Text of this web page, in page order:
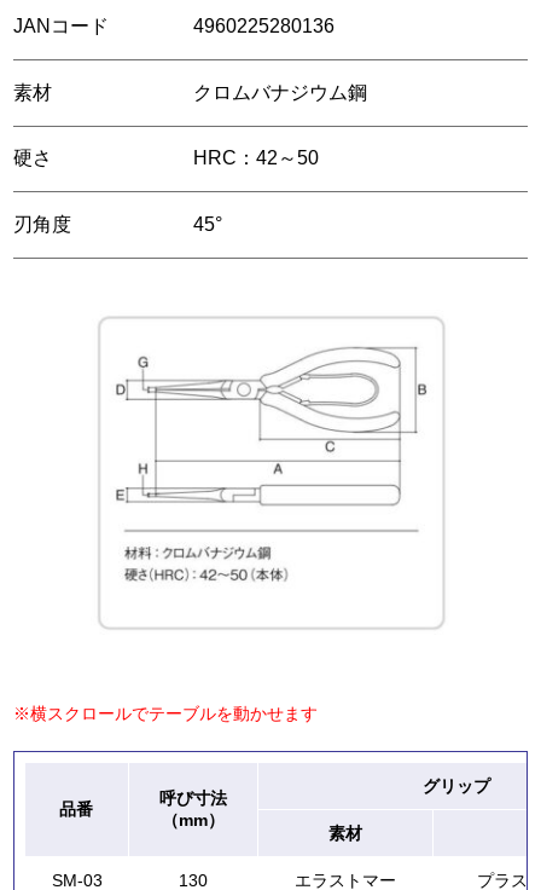
JANコード 4960225280136
素材 クロムバナジウム鋼
硬さ HRC：42～50
刃角度 45°
※横スクロールでテーブルを動かせます
品番
呼び寸法
（mm）
グリップ
素材
SM-03 130 エラストマー プラス